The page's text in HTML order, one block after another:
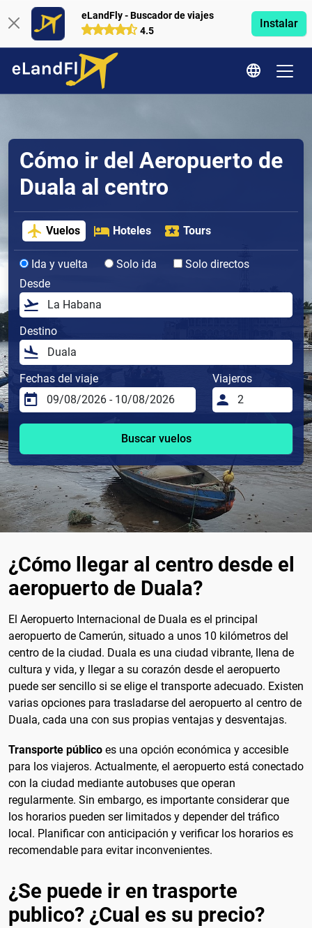
eLandFly - Buscador de viajes
4.5
Instalar
Cómo ir del Aeropuerto de
Duala al centro
Vuelos Hoteles Tours
Ida y vuelta Solo ida
Solo directos
Desde
Destino
Fechas del viaje Viajeros
Buscar vuelos
¿Cómo llegar al centro desde el
aeropuerto de Duala?
El Aeropuerto Internacional de Duala es el principal
aeropuerto de Camerún, situado a unos 10 kilómetros del
centro de la ciudad. Duala es una ciudad vibrante, llena de
cultura y vida, y llegar a su corazón desde el aeropuerto
puede ser sencillo si se elige el transporte adecuado. Existen
varias opciones para trasladarse del aeropuerto al centro de
Duala, cada una con sus propias ventajas y desventajas.
Transporte público es una opción económica y accesible
para los viajeros. Actualmente, el aeropuerto está conectado
con la ciudad mediante autobuses que operan
regularmente. Sin embargo, es importante considerar que
los horarios pueden ser limitados y depender del tráfico
local. Planificar con anticipación y verificar los horarios es
recomendable para evitar inconvenientes.
¿Se puede ir en trasporte
publico? ¿Cual es su precio?